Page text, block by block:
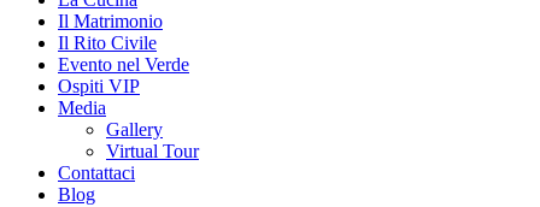
Il Matrimonio
Il Rito Civile
Evento nel Verde
Ospiti VIP
Media
Gallery
Virtual Tour
Contattaci
Blog